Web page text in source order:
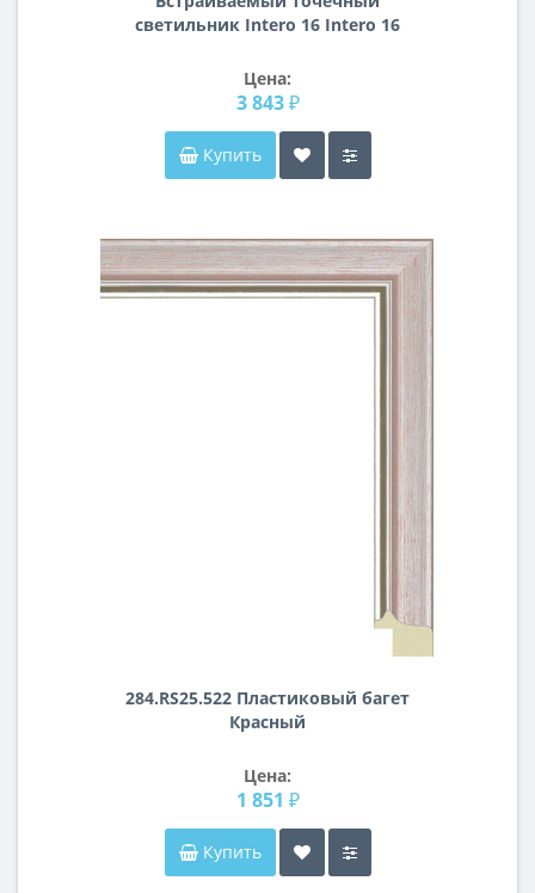
светильник Intero 16 Intero 16
Цена:
3 843 ₽
Купить
284.RS25.522 Пластиковый багет
Красный
Цена:
1 851 ₽
Купить